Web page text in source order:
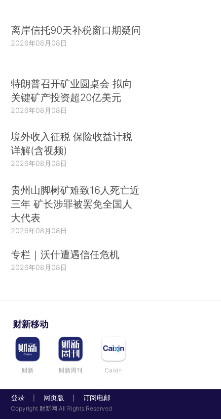
离岸信托90天补税窗口期疑问
2026年08月08日
特朗普召开矿业圆桌会 拟向
关键矿产投资超20亿美元
2026年08月08日
境外收入征税 保险收益计税
详解(含视频)
2026年08月08日
贵州山脚树矿难致16人死亡近
三年 矿长涉罪被罢免全国人
大代表
2026年08月08日
专栏｜沃什遭遇信任危机
2026年08月08日
财新移动
财新 财新周刊 Caixin
登录 网页版 订阅电邮
Copyright 财新网 All Rights Reserved